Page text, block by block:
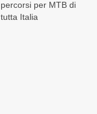
percorsi per MTB di
tutta Italia